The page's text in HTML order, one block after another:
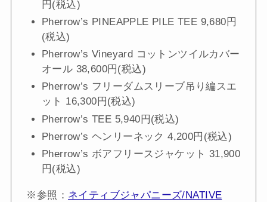
円(税込)
Pherrow’s PINEAPPLE PILE TEE 9,680円
(税込)
Pherrow’s Vineyard コットンツイルカバー
オール 38,600円(税込)
Pherrow’s フリーダムスリーブ吊り編スエ
ット 16,300円(税込)
Pherrow’s TEE 5,940円(税込)
Pherrow’s ヘンリーネック 4,200円(税込)
Pherrow’s ボアフリースジャケット 31,900
円(税込)
※参照： ネイティブジャパニーズ/NATIVE